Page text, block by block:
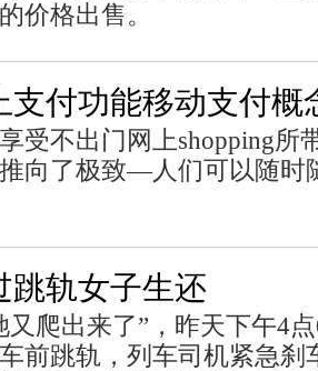
价格出售。
支付功能移动支付概
受不出门网上shopping所
向了极致—人们可以随时
跳轨女子生还
又爬出来了”，昨天下午4
前跳轨，列车司机紧急刹